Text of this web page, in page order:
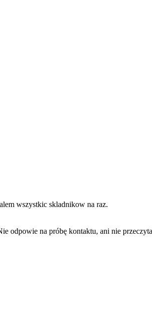
wszystkic skladnikow na raz.
odpowie na próbę kontaktu, ani nie